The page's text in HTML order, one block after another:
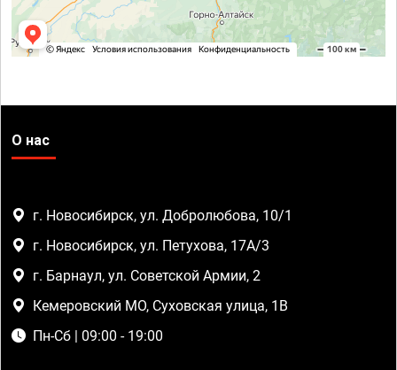
О нас
г. Новосибирск, ул. Добролюбова, 10/1
г. Новосибирск, ул. Петухова, 17А/3
г. Барнаул, ул. Советской Армии, 2
Кемеровский МО, Суховская улица, 1В
Пн-Сб | 09:00 - 19:00